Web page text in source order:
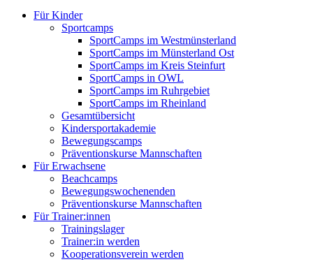
Für Kinder
Sportcamps
SportCamps im Westmünsterland
SportCamps im Münsterland Ost
SportCamps im Kreis Steinfurt
SportCamps in OWL
SportCamps im Ruhrgebiet
SportCamps im Rheinland
Gesamtübersicht
Kindersportakademie
Bewegungscamps
Präventionskurse Mannschaften
Für Erwachsene
Beachcamps
Bewegungswochenenden
Präventionskurse Mannschaften
Für Trainer:innen
Trainingslager
Trainer:in werden
Kooperationsverein werden